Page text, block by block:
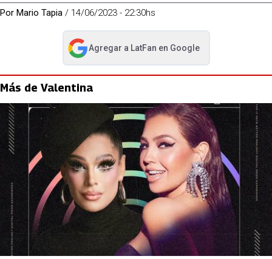
Por Mario Tapia / 14/06/2023 - 22:30hs
Agregar a LatFan en Google
abre en nueva pestaña
Más de Valentina